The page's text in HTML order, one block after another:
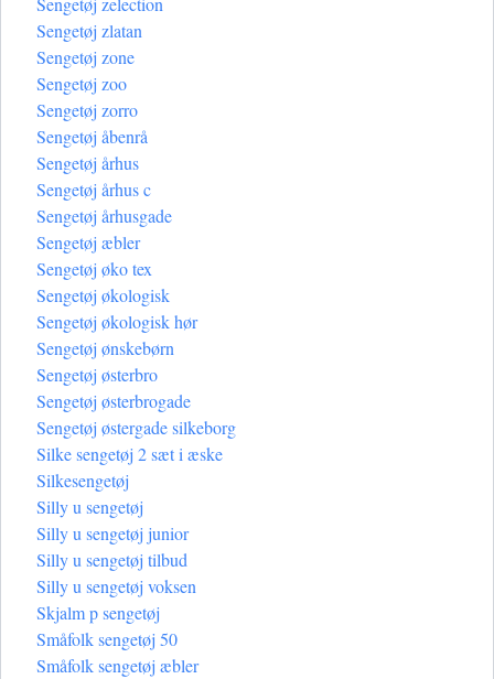
Sengetøj zlatan
Sengetøj zone
Sengetøj zoo
Sengetøj zorro
Sengetøj åbenrå
Sengetøj århus
Sengetøj århus c
Sengetøj århusgade
Sengetøj æbler
Sengetøj øko tex
Sengetøj økologisk
Sengetøj økologisk hør
Sengetøj ønskebørn
Sengetøj østerbro
Sengetøj østerbrogade
Sengetøj østergade silkeborg
Silke sengetøj 2 sæt i æske
Silkesengetøj
Silly u sengetøj
Silly u sengetøj junior
Silly u sengetøj tilbud
Silly u sengetøj voksen
Skjalm p sengetøj
Småfolk sengetøj 50
Småfolk sengetøj æbler